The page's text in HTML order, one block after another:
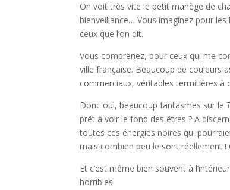
On voit très vite le petit manège de
bienveillance… Vous imaginez pour
ceux que l’on dit.
Vous comprenez, pour ceux qui me
ville française. Beaucoup de couleurs
commerciaux, véritables termitières
Donc oui, beaucoup fantasmes sur le
prêt à voir le fond des êtres ? A
toutes ces énergies noires qui
mais combien peu le sont réellement
Et c’est même bien souvent à
horribles.